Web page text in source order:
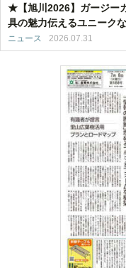
★【旭川2026】ガージー
具の魅力伝えるユニーク
ニュース 2026.07.31